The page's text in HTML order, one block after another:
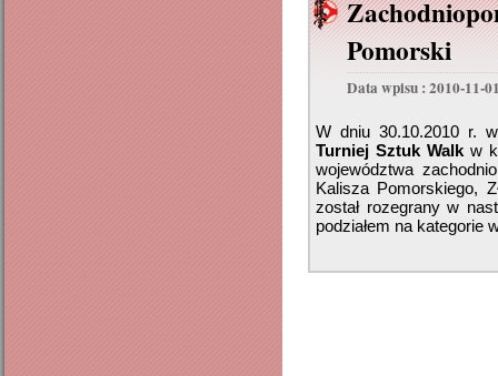
Pomorski
Data wpisu : 2010-11-
W dniu 30.10.2010 r.
Turniej Sztuk Walkw
województwa
Kalisza Pomorskiego,
został rozegrany w
podziałem na kategorie